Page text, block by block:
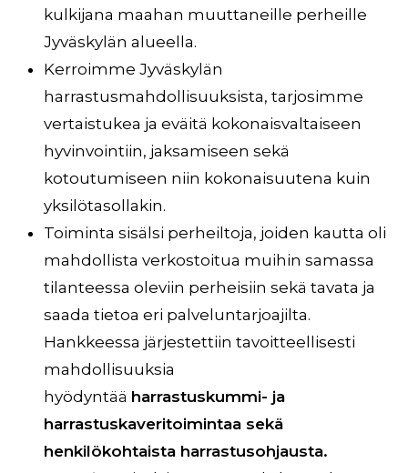
kulkijana maahan muuttaneille perheille
Jyväskylän alueella.
Kerroimme Jyväskylän
harrastusmahdollisuuksista, tarjosimme
vertaistukea ja eväitä kokonaisvaltaiseen
hyvinvointiin, jaksamiseen sekä
kotoutumiseen niin kokonaisuutena kuin
yksilötasollakin.
Toiminta sisälsi perheiltoja, joiden kautta oli
mahdollista verkostoitua muihin samassa
tilanteessa oleviin perheisiin sekä tavata ja
saada tietoa eri palveluntarjoajilta.
Hankkeessa järjestettiin tavoitteellisesti
mahdollisuuksia
hyödyntää harrastuskummi- ja
harrastuskaveritoimintaa sekä
henkilökohtaista harrastusohjausta.